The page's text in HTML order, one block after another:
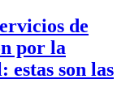
de
por la
estas son las